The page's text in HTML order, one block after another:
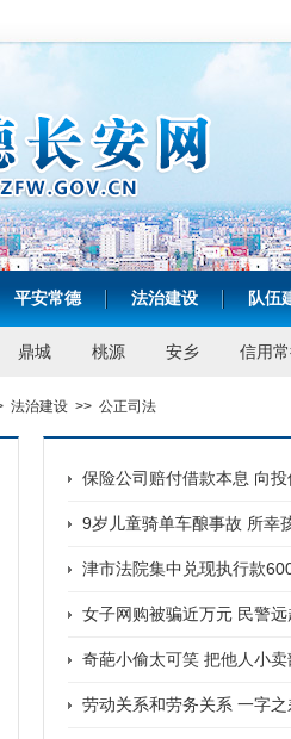
平安常德 | 法治建设 | 队伍
鼎城 桃源 安乡 信用
法治建设 >> 公正司法
保险公司赔付借款本息 向
9岁儿童骑单车酿事故 所幸
津市法院集中兑现执行款
女子网购被骗近万元 民警
奇葩小偷太可笑 把他人小
劳动关系和劳务关系 一字